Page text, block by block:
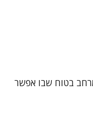
בטוח שבו אפשר